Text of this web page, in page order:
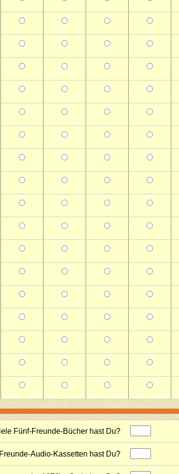
Fünf-Freunde-Bücher hast Du?
Audio-Kassetten hast Du?